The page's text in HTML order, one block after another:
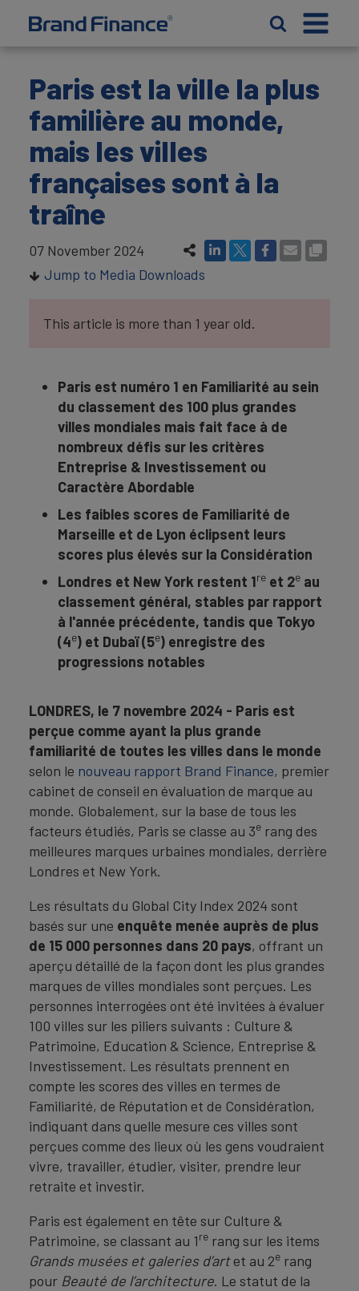
Paris est la ville la plus
familière au monde,
mais les villes
françaises sont à la
traîne
07 November 2024
Jump to Media Downloads
This article is more than 1 year old.
Paris est numéro 1 en Familiarité au sein
du classement des 100 plus grandes
villes mondiales mais fait face à de
nombreux défis sur les critères
Entreprise & Investissement ou
Caractère Abordable
Les faibles scores de Familiarité de
Marseille et de Lyon éclipsent leurs
scores plus élevés sur la Considération
Londres et New York restent 1re et 2e au
classement général, stables par rapport
à l'année précédente, tandis que Tokyo
(4e) et Dubaï (5e) enregistre des
progressions notables
LONDRES, le 7 novembre 2024 - Paris est
perçue comme ayant la plus grande
familiarité de toutes les villes dans le monde
selon le nouveau rapport Brand Finance, premier
cabinet de conseil en évaluation de marque au
monde. Globalement, sur la base de tous les
facteurs étudiés, Paris se classe au 3e rang des
meilleures marques urbaines mondiales, derrière
Londres et New York.
Les résultats du Global City Index 2024 sont
basés sur une enquête menée auprès de plus
de 15 000 personnes dans 20 pays, offrant un
aperçu détaillé de la façon dont les plus grandes
marques de villes mondiales sont perçues. Les
personnes interrogées ont été invitées à évaluer
100 villes sur les piliers suivants : Culture &
Patrimoine, Education & Science, Entreprise &
Investissement. Les résultats prennent en
compte les scores des villes en termes de
Familiarité, de Réputation et de Considération,
indiquant dans quelle mesure ces villes sont
perçues comme des lieux où les gens voudraient
vivre, travailler, étudier, visiter, prendre leur
retraite et investir.
Paris est également en tête sur Culture &
Patrimoine, se classant au 1re rang sur les items
Grands musées et galeries d’artet au 2e rang
pour Beauté de l’architecture. Le statut de la